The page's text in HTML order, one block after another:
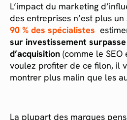
L’impact du marketing
des entreprises n’est plus un
90 % des spécialistes
sur investissement
d’acquisition (comme le SEO
voulez profiter de ce filon, il
montrer plus malin que les
La plupart des marques